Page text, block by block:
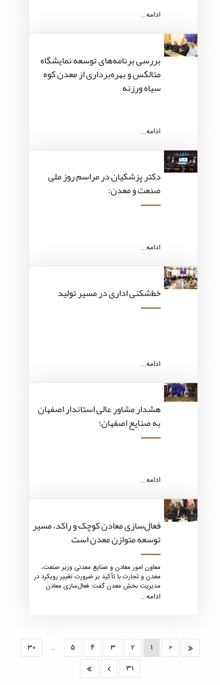
ادامه...
بررسی برنامه‌های توسعه نمایشگاه
متالکس و بهره‌برداری از معدن کوه
سیاه ورزنه
ادامه...
دکتر پزشکیان در مراسم روز ملی
صنعت و معدن:
ادامه...
خط‌شکنی اداری در مسیر تولید
ادامه...
هشدار مشاور عالی استاندار اصفهان
به صنایع اصفهان؛
ادامه...
فعال‌سازی معادن کوچک و راکد، مسیر
توسعه متوازن معدن است
معاون امور معادن و صنایع معدنی وزیر صنعت،
معدن و تجارت با تأکید بر ضرورت تغییر رویکرد در
مدیریت بخش معدن گفت: فعال‌سازی معادن
کوچک و راکد می‌تواند نقش تعیین‌کننده‌ای در
ادامه...
<
1
2
3
4
5
..
30
31